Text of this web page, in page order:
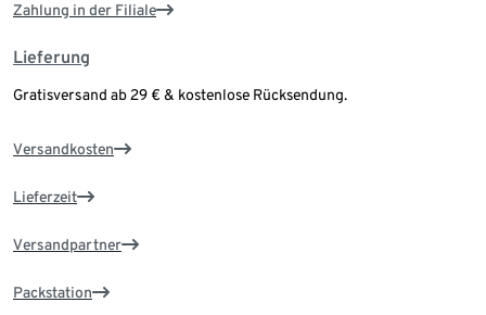
Zahlung in der Filiale
Lieferung
Gratisversand ab 29 € & kostenlose Rücksendung.
Versandkosten
Lieferzeit
Versandpartner
Packstation